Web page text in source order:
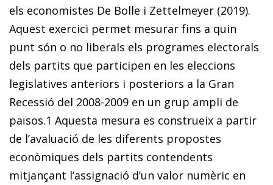
els economistes De Bolle i Zettelmeyer (2019).
Aquest exercici permet mesurar fins a quin
punt són o no liberals els programes electorals
dels partits que participen en les eleccions
legislatives anteriors i posteriors a la Gran
Recessió del 2008-2009 en un grup ampli de
països.1 Aquesta mesura es construeix a partir
de l’avaluació de les diferents propostes
econòmiques dels partits contendents
mitjançant l’assignació d’un valor numèric en